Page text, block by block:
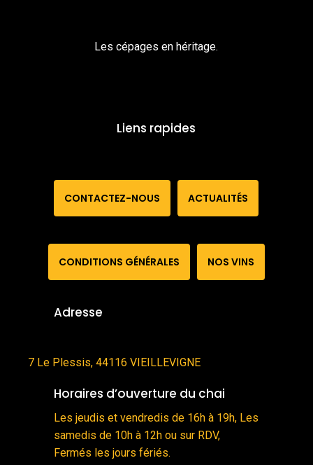
Les cépages en héritage.
Liens rapides
CONTACTEZ-NOUS ACTUALITÉS
CONDITIONS GÉNÉRALES NOS VINS
Adresse
7 Le Plessis, 44116 VIEILLEVIGNE
Horaires d’ouverture du chai
Les jeudis et vendredis de 16h à 19h, Les
samedis de 10h à 12h ou sur RDV,
Fermés les jours fériés.